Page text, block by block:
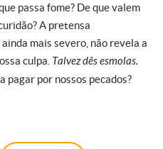
passa fome? De que valem
A pretensa
mais severo, não revela a
culpa. Talvez dês esmolas.
pagar por nossos pecados?